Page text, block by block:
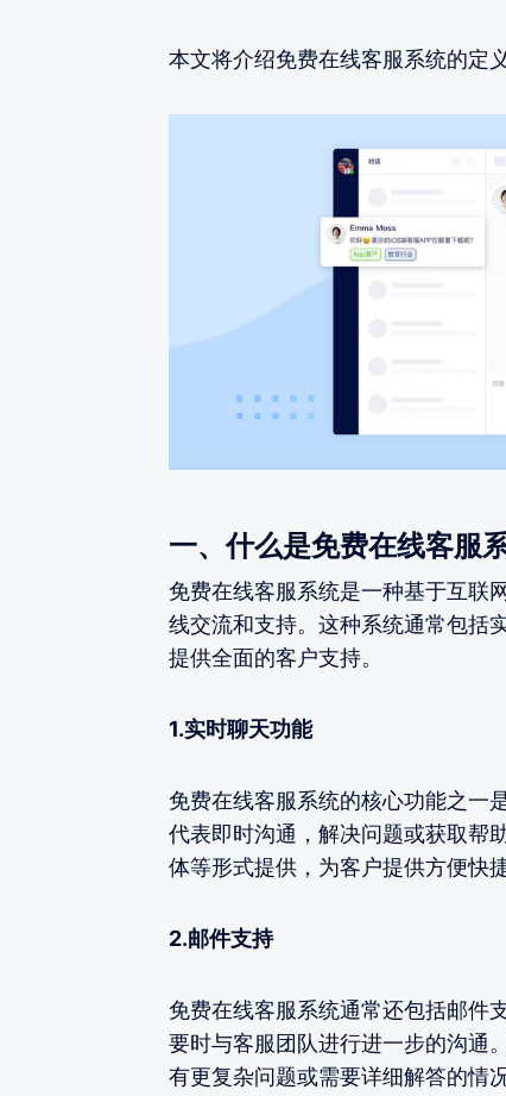
本文将介绍免费在线客服系统的定
一、什么是免费在线客服
免费在线客服系统是一种基于互联
线交流和支持。这种系统通常包括
提供全面的客户支持。
1.实时聊天功能
免费在线客服系统的核心功能之一
代表即时沟通，解决问题或获取帮
体等形式提供，为客户提供方便快
2.邮件支持
免费在线客服系统通常还包括邮件
要时与客服团队进行进一步的沟通
有更复杂问题或需要详细解答的情况